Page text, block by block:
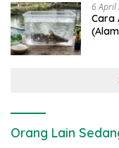
6 April
Cara
Orang Lain